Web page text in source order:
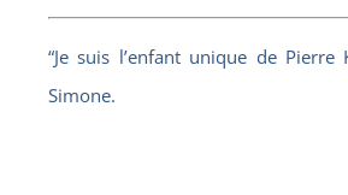
“Je suis l’enfant unique de
Simone.